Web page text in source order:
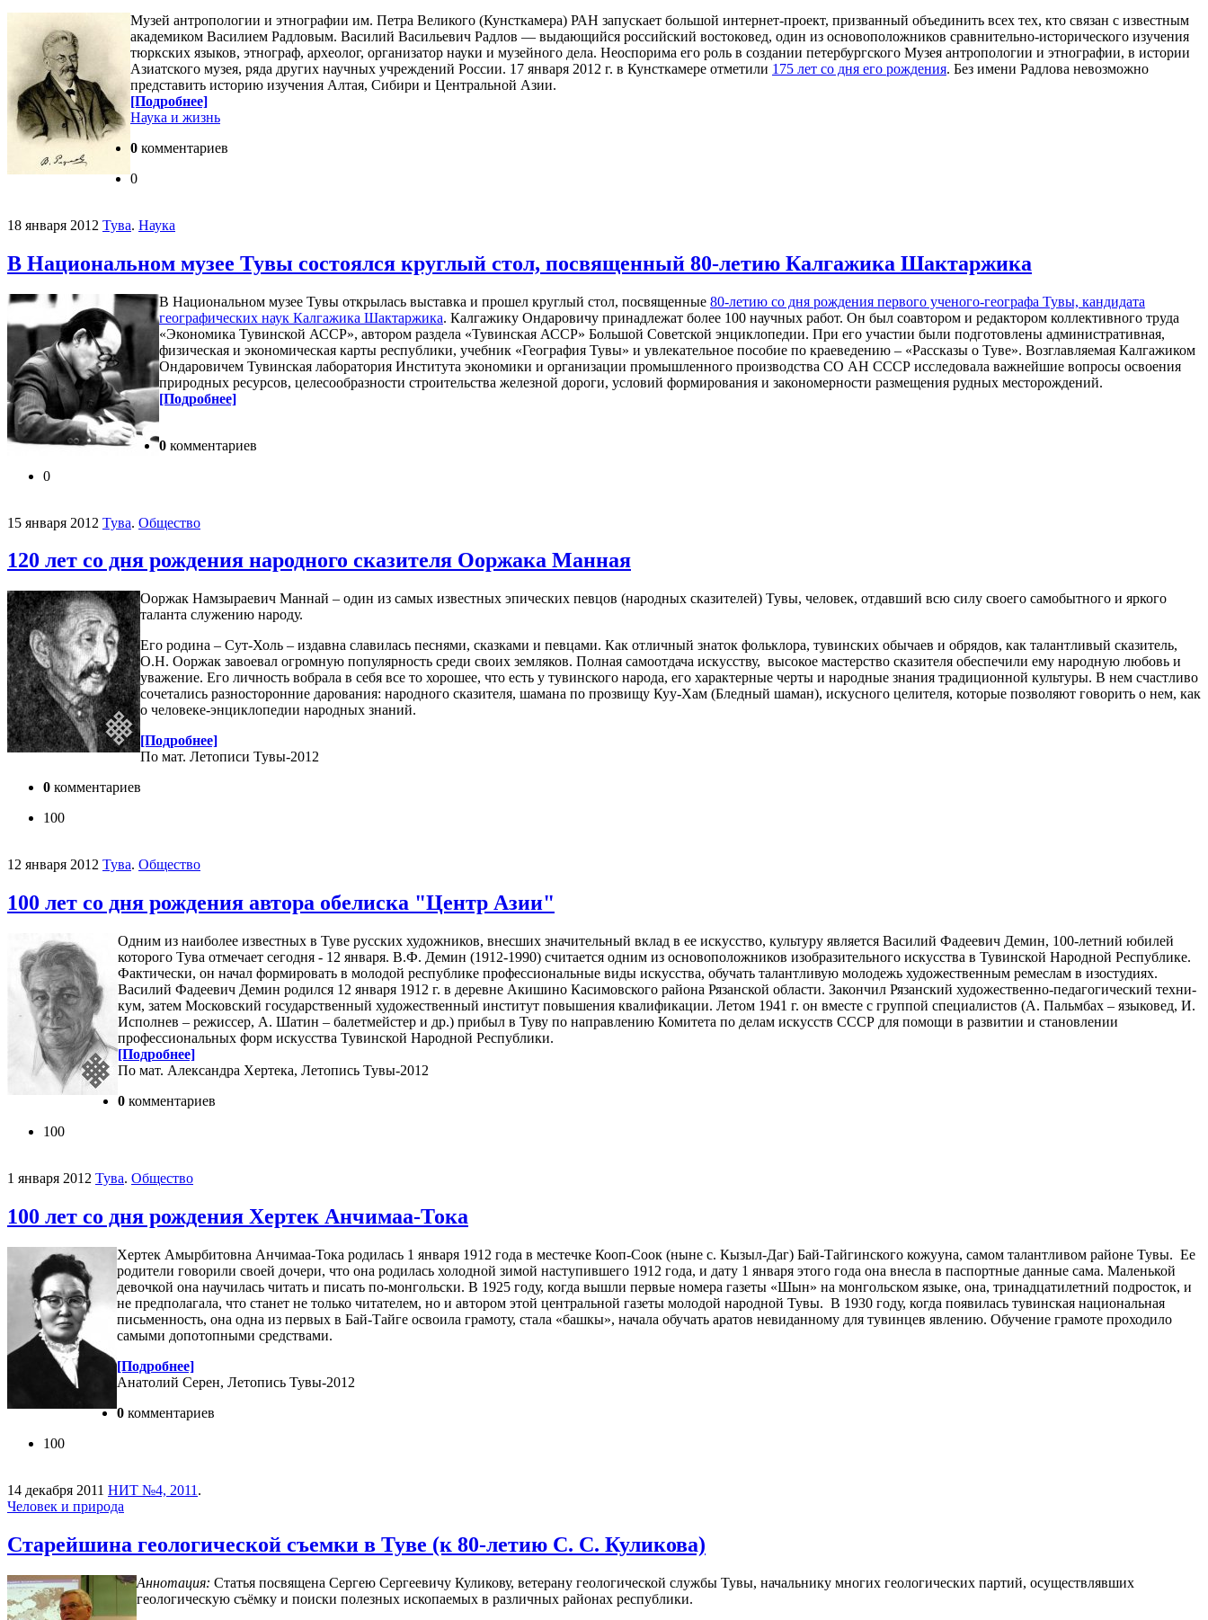
Музей антропологии и этнографии им. Петра Великого (Кунсткамера) РАН запускает большой интернет-проект, призванный объединить всех тех, кто связан с известным
академиком Василием Радловым. Василий Васильевич Радлов — выдающийся российский востоковед, один из основоположников сравнительно-исторического изучения
тюркских языков, этнограф, археолог, организатор науки и музейного дела. Неоспорима его роль в создании петербургского Музея антропологии и этнографии, в истории
Азиатского музея, ряда других научных учреждений России. 17 января 2012 г. в Кунсткамере отметили 175 лет со дня его рождения. Без имени Радлова невозможно
представить историю изучения Алтая, Сибири и Центральной Азии.
[Подробнее]
Наука и жизнь
0 комментариев
0
18 января 2012 Тува. Наука
В Национальном музее Тувы состоялся круглый стол, посвященный 80-летию Калгажика Шактаржика
В Национальном музее Тувы открылась выставка и прошел круглый стол, посвященные 80-летию со дня рождения первого ученого-географа Тувы, кандидата
географических наук Калгажика Шактаржика. Калгажику Ондаровичу принадлежат более 100 научных работ. Он был соавтором и редактором коллективного труда
«Экономика Тувинской АССР», автором раздела «Тувинская АССР» Большой Советской энциклопедии. При его участии были подготовлены административная,
физическая и экономическая карты республики, учебник «География Тувы» и увлекательное пособие по краеведению – «Рассказы о Туве». Возглавляемая Калгажиком
Ондаровичем Тувинская лаборатория Института экономики и организации промышленного производства СО АН СССР исследовала важнейшие вопросы освоения
природных ресурсов, целесообразности строительства железной дороги, условий формирования и закономерности размещения рудных месторождений.
[Подробнее]
0 комментариев
0
15 января 2012 Тува. Общество
120 лет со дня рождения народного сказителя Ооржака Манная
Ооржак Намзыраевич Маннай – один из самых известных эпических певцов (народных сказителей) Тувы, человек, отдавший всю силу своего самобытного и яркого
таланта служению народу.
Его родина – Сут-Холь – издавна славилась песнями, сказками и певцами. Как отличный знаток фольклора, тувинских обычаев и обрядов, как талантливый сказитель,
О.Н. Ооржак завоевал огромную популярность среди своих земляков. Полная самоотдача искусству, высокое мастерство сказителя обеспечили ему народную любовь и
уважение. Его личность вобрала в себя все то хорошее, что есть у тувинского народа, его характерные черты и народные знания традиционной культуры. В нем счастливо
сочетались разносторонние дарования: народного сказителя, шамана по прозвищу Куу-Хам (Бледный шаман), искусного целителя, которые позволяют говорить о нем, как
о человеке-энциклопедии народных знаний.
[Подробнее]
По мат. Летописи Тувы-2012
0 комментариев
100
12 января 2012 Тува. Общество
100 лет со дня рождения автора обелиска "Центр Азии"
Одним из наиболее известных в Туве русских художников, внесших значительный вклад в ее искусство, культуру является Василий Фадеевич Демин, 100-летний юбилей
которого Тува отмечает сегодня - 12 января. В.Ф. Демин (1912-1990) считается одним из основоположников изобразительного искусства в Тувинской Народной Республике.
Фактически, он начал формировать в молодой республике профессиональные виды искусства, обучать талантливую молодежь художественным ремеслам в изостудиях.
Василий Фадеевич Демин родился 12 января 1912 г. в деревне Акишино Касимовского района Рязанской области. Закончил Рязанский художественно-педагогический техни­
кум, затем Московский государственный художественный институт повышения квалифика­ции. Летом 1941 г. он вместе с группой специалистов (А. Пальмбах – языковед, И.
Исполнев – режиссер, А. Шатин – балетмейстер и др.) прибыл в Туву по направлению Коми­тета по делам искусств СССР для помощи в развитии и становлении
профессиональных форм искусства Тувинской Народной Республики.
[Подробнее]
По мат. Александра Хертека, Летопись Тувы-2012
0 комментариев
100
1 января 2012 Тува. Общество
100 лет со дня рождения Хертек Анчимаа-Тока
Хертек Амырбитовна Анчимаа-Тока родилась 1 января 1912 года в местечке Кооп-Соок (ныне с. Кызыл-Даг) Бай-Тайгинского кожууна, самом талантливом районе Тувы. Ее
родители говорили своей дочери, что она родилась холодной зимой наступившего 1912 года, и дату 1 января этого года она внесла в паспортные данные сама. Маленькой
девочкой она научилась читать и писать по-монгольски. В 1925 году, когда вышли первые номера газеты «Шын» на монгольском языке, она, тринадцатилетний подросток, и
не предполагала, что станет не только читателем, но и автором этой центральной газеты молодой народной Тувы. В 1930 году, когда появилась тувинская национальная
письменность, она одна из первых в Бай-Тайге освоила грамоту, стала «башкы», начала обучать аратов невиданному для тувинцев явлению. Обучение грамоте проходило
самыми допотопными средствами.
[Подробнее]
Анатолий Серен, Летопись Тувы-2012
0 комментариев
100
14 декабря 2011 НИТ №4, 2011 .
Человек и природа
Старейшина геологической съемки в Туве (к 80-летию С. С. Куликова)
Аннотация: Статья посвящена Сергею Сергеевичу Куликову, ветерану геологической службы Тувы, начальнику многих геологических партий, осуществлявших
геологическую съёмку и поиски полезных ископаемых в различных районах республики.